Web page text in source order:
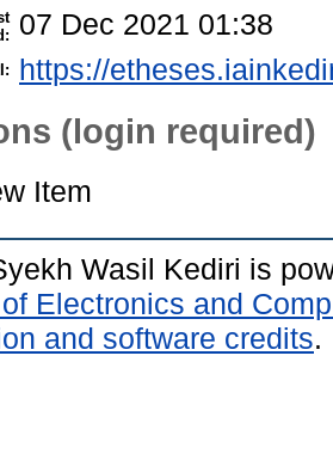
07 Dec 2021 01:38
https://
(login required)
Item
Wasil Kediri is
Electronics and
and software credits.